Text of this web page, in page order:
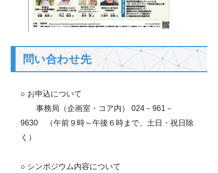
問い合わせ先
○ お申込について
事務局（企画室・コア内） 024－961－
9630 （午前９時～午後６時まで、土日・祝日除
く）
○ シンポジウム内容について